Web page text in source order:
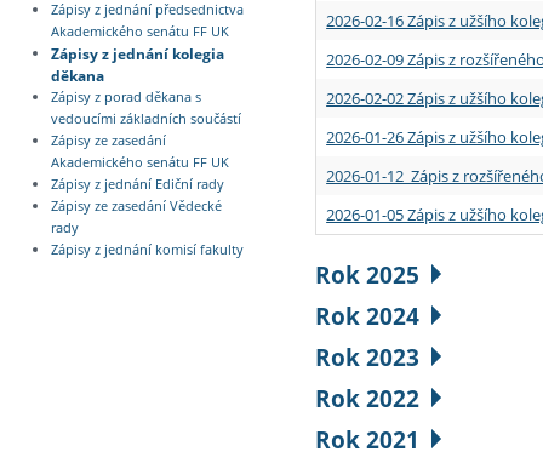
Zápisy z jednání předsednictva
Akademického senátu FF UK
Zápisy z jednání kolegia
děkana
Zápisy z porad děkana s
vedoucími základních součástí
Zápisy ze zasedání
Akademického senátu FF UK
Zápisy z jednání Ediční rady
Zápisy ze zasedání Vědecké
rady
Zápisy z jednání komisí fakulty
2026-02-16 Zápis z užšího
2026-02-09 Zápis z
2026-02-02 Zápis z užšího
2026-01-26 Zápis z užšího
2026-01-12 Zápis z
2026-01-05 Zápis z užšího
Rok 2025
Rok 2024
Rok 2023
Rok 2022
Rok 2021